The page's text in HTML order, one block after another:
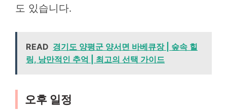
도 있습니다.
READ 경기도 양평군 양서면 바베큐장 | 숲속 힐
링, 낭만적인 추억 | 최고의 선택 가이드
오후 일정